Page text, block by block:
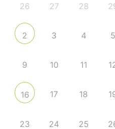
26 27 28
2 3 4 5
9 10 11
16 17 18
23 24 25